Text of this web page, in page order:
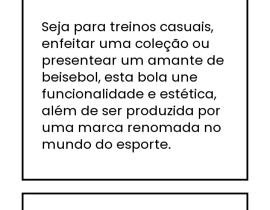
Seja para treinos casuais,
enfeitar uma coleção ou
presentear um amante de
beisebol, esta bola une
funcionalidade e estética,
além de ser produzida por
uma marca renomada no
mundo do esporte.